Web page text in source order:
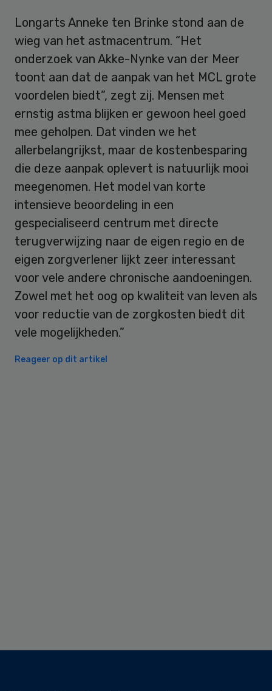
Longarts Anneke ten Brinke stond aan de
wieg van het astmacentrum. “Het
onderzoek van Akke-Nynke van der Meer
toont aan dat de aanpak van het MCL grote
voordelen biedt”, zegt zij. Mensen met
ernstig astma blijken er gewoon heel goed
mee geholpen. Dat vinden we het
allerbelangrijkst, maar de kostenbesparing
die deze aanpak oplevert is natuurlijk mooi
meegenomen. Het model van korte
intensieve beoordeling in een
gespecialiseerd centrum met directe
terugverwijzing naar de eigen regio en de
eigen zorgverlener lijkt zeer interessant
voor vele andere chronische aandoeningen.
Zowel met het oog op kwaliteit van leven als
voor reductie van de zorgkosten biedt dit
vele mogelijkheden.”
Reageer op dit artikel